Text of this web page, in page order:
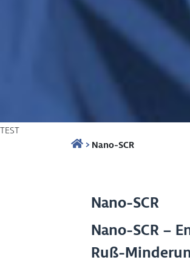
TEST
>Nano-SCR
Nano-SCR
Nano-SCR –
Ruß-